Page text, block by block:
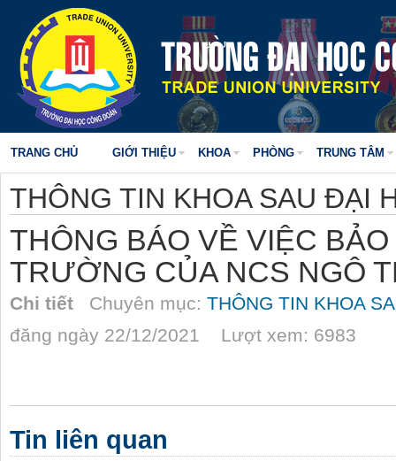
TRANG CHỦ GIỚI THIỆU KHOA PHÒNG TRUNG TÂM
THÔNG TIN KHOA SAU ĐẠI
THÔNG BÁO VỀ VIỆC
TRƯỜNG CỦA NCS NGÔ
Chi tiết Chuyên mục: THÔNG TIN KHOA
đăng ngày 22/12/2021 Lượt xem: 6983
Tin liên quan